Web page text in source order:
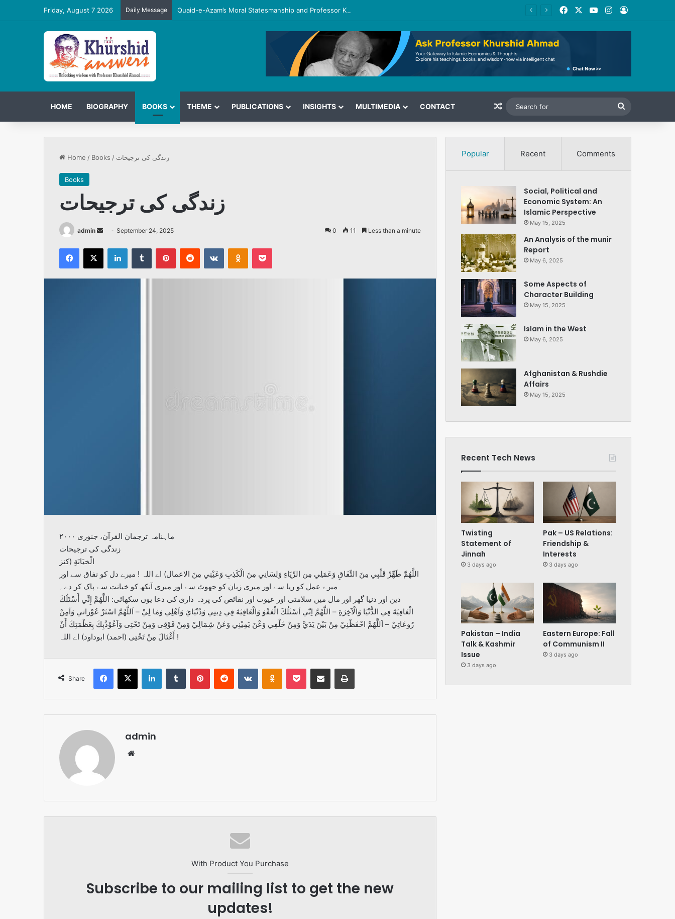
Friday, August 7 2026 Daily Message Quaid-e-Azam’s Moral Statesmanship and Professor Khurshid Ahmad’s Message to the Youth FacebookYouTubeInstagram
Log In
HOME BIOGRAPHY BOOKS THEME PUBLICATIONS INSIGHTS MULTIMEDIA CONTACT Random Article
for
Home / Books / زندگی کی ترجیحات
Books
زندگی کی ترجیحات
admin
Send
email
September 24, 2025 0 11 Less than a minute
Facebook
X LinkedInTumblr PinterestReddit VKontakteOdnoklassniki
Pocket
ماہنامہ ترجمان القرآن، جنوری ۲۰۰۰
زندگی کی ترجیحات
الْخيَانَةِ (كنز
اللَّهُمَّ طَهِّرْ قَلْبِي مِنَ التِّفَاقِ وَعَمَلِي مِن الرِّيَاءِ وَلِسَانِي مِنَ الْكَذِبِ وَعَيْنِي مِنَ الاعمال) اے اللہ ! میرے دل کو نفاق سے اور
میرے عمل کو ریا سے اور میری زبان کو جھوٹ سے اور میری آنکھ کو خیانت سے پاک کر دے۔
دین اور دنیا گھر اور مال میں سلامتی اور عیوب اور نقائص کی پردہ داری کی دعا یوں سکھائی: اللَّهُمَّ إِنِّي أَسْتَلُكَ
الْعَافِيَةَ فِي الدُّنْيَا وَالْآخِرَةِ – اللَّهُمَّ اِنّي اَسْئَلُكَ الْعَفْوَ وَالْعَافِيَةَ فِي دِينِي وَدُنْيَايَ وَاَهْلِي وَمَا لِيْ – اَللَّهُمَّ اسْتَرْ عُوْراتي وَآمِنْ
رُوعَاتِيْ – اَللَّهُمَّ احْفَظْنِيْ مِنْ بَيْنَ يَدَيَّ وَمِنْ خَلْفِي وَعْنَ يَمِيْنِي وَعَنْ شِمَالِيْ وَمِنْ فَوْقِى وَمِنْ تَحْتِى وَاَعُوْذُبِكَ بِعَظْمَتِكَ أَنْ
أَغْتَالَ مِنْ تَحْتِى (احمد) ابوداود) اے اللہ !
Share
Facebook
X LinkedInTumblr PinterestReddit VKontakteOdnoklassniki
Pocket Share via Email Print
admin
With Product You Purchase
Subscribe to our mailing list to get the new
updates!
Popular Recent Comments
Social, Political and
Economic System: An
Islamic Perspective
May 15, 2025
An Analysis of the munir
Report
May 6, 2025
Some Aspects of
Character Building
May 15, 2025
Islam in the West
May 6, 2025
Afghanistan & Rushdie
Affairs
May 15, 2025
Recent Tech News
Twisting
Statement of
Jinnah
3 days ago
Pak – US Relations:
Friendship &
Interests
3 days ago
Pakistan – India
Talk & Kashmir
Issue
3 days ago
Eastern Europe: Fall
of Communism II
3 days ago